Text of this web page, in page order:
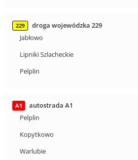
229
droga wojewódzka 229
Jabłowo
Lipniki Szlacheckie
Pelplin
A1
autostrada A1
Pelplin
Kopytkowo
Warlubie